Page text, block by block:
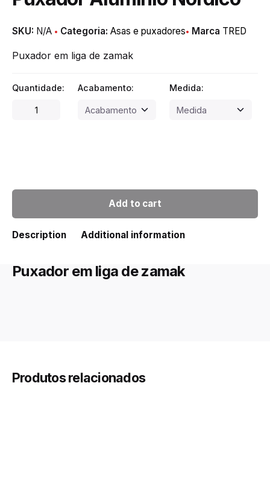
SKU: N/A Categoria: Asas e puxadores Marca TRED
Puxador em liga de zamak
Quantidade:
Puxador
Acabamento: Medida:
Add to cart
Description Additional information
Puxador em liga de zamak
Furação 1F
Produtos relacionados